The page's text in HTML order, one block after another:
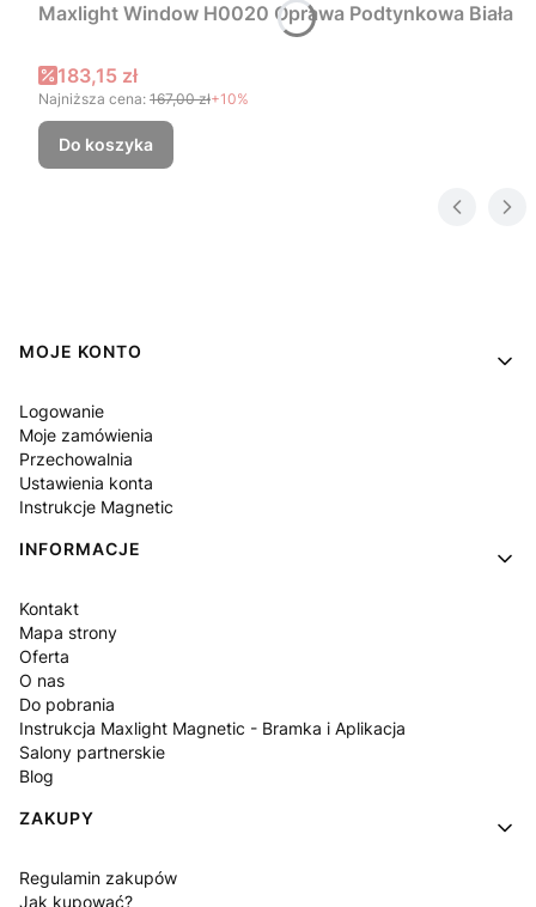
Maxlight Window H0020 Oprawa Podtynkowa Biała
Cena promocyjna
183,15 zł
Najniższa cena: 167,00 zł+10%
Do koszyka
Linki w stopce
MOJE KONTO
Logowanie
Moje zamówienia
Przechowalnia
Ustawienia konta
Instrukcje Magnetic
INFORMACJE
Kontakt
Mapa strony
Oferta
O nas
Do pobrania
Instrukcja Maxlight Magnetic - Bramka i Aplikacja
Salony partnerskie
Blog
ZAKUPY
Regulamin zakupów
Jak kupować?